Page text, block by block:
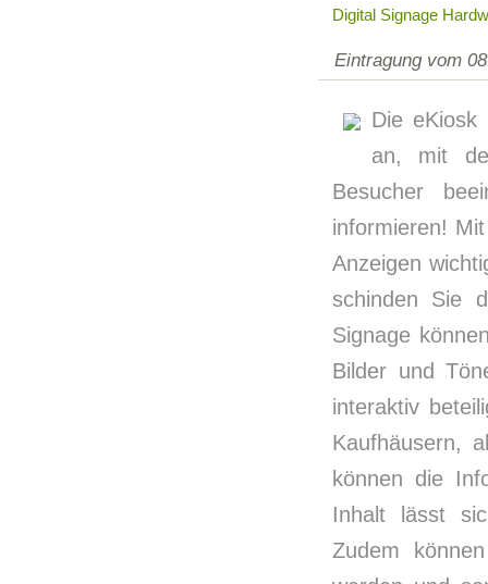
Digital Signage
Eintragung vom
Die eKiosk
an, mit
Besucher
informieren!
Anzeigen
schinden Sie
Signage
Bilder und
interaktiv
Kaufhäusern,
können die
Inhalt lässt
Zudem